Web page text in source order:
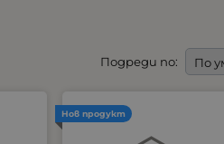
Подреди по:
Нов продукт